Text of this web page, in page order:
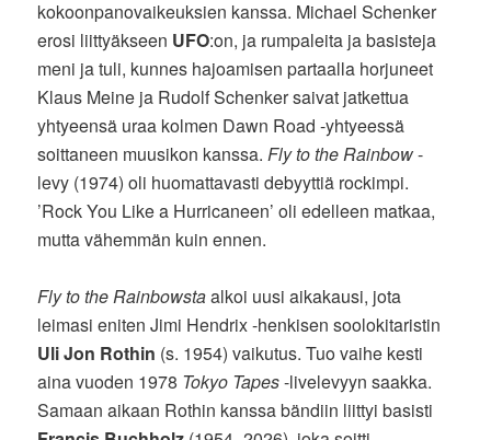
kokoonpanovaikeuksien kanssa. Michael Schenker
erosi liittyäkseen UFO:on, ja rumpaleita ja basisteja
meni ja tuli, kunnes hajoamisen partaalla horjuneet
Klaus Meine ja Rudolf Schenker saivat jatkettua
yhtyeensä uraa kolmen Dawn Road -yhtyeessä
soittaneen muusikon kanssa.Fly to the Rainbow-
levy (1974) oli huomattavasti debyyttiä rockimpi.
’Rock You Like a Hurricaneen’ oli edelleen matkaa,
mutta vähemmän kuin ennen.
Fly to the Rainbowstaalkoi uusi aikakausi, jota
leimasi eniten Jimi Hendrix -henkisen soolokitaristin
Uli Jon Rothin (s. 1954) vaikutus. Tuo vaihe kesti
aina vuoden 1978 Tokyo Tapes-livelevyyn saakka.
Samaan aikaan Rothin kanssa bändiin liittyi basisti